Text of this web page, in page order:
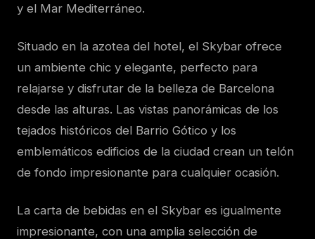
y el Mar Mediterráneo.
Situado en la azotea del hotel, el Skybar ofrece
un ambiente chic y elegante, perfecto para
relajarse y disfrutar de la belleza de Barcelona
desde las alturas. Las vistas panorámicas de los
tejados históricos del Barrio Gótico y los
emblemáticos edificios de la ciudad crean un telón
de fondo impresionante para cualquier ocasión.
La carta de bebidas en el Skybar es igualmente
impresionante, con una amplia selección de